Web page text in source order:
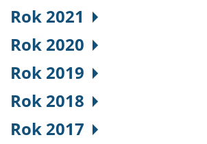
Rok 2021
Rok 2020
Rok 2019
Rok 2018
Rok 2017